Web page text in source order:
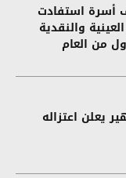
من 148 ألف أسرة استفادت
والنقدية
من العام
يعلن اعتزاله